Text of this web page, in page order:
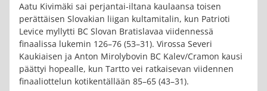
Aatu Kivimäki sai perjantai-iltana kaulaansa toisen
perättäisen Slovakian liigan kultamitalin, kun Patrioti
Levice myllytti BC Slovan Bratislavaa viidennessä
finaalissa lukemin 126–76 (53–31). Virossa Severi
Kaukiaisen ja Anton Mirolybovin BC Kalev/Cramon kausi
päättyi hopealle, kun Tartto vei ratkaisevan viidennen
finaaliottelun kotikentällään 85–65 (43–31).